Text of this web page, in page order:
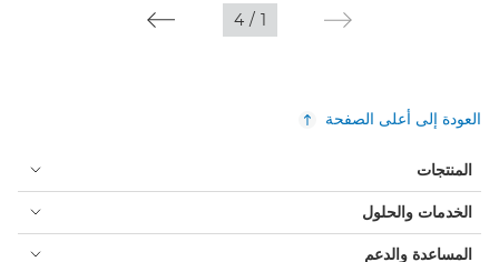
1
/
4
العودة إلى أعلى الصفحة
المنتجات
الخدمات والحلول
المساعدة والدعم